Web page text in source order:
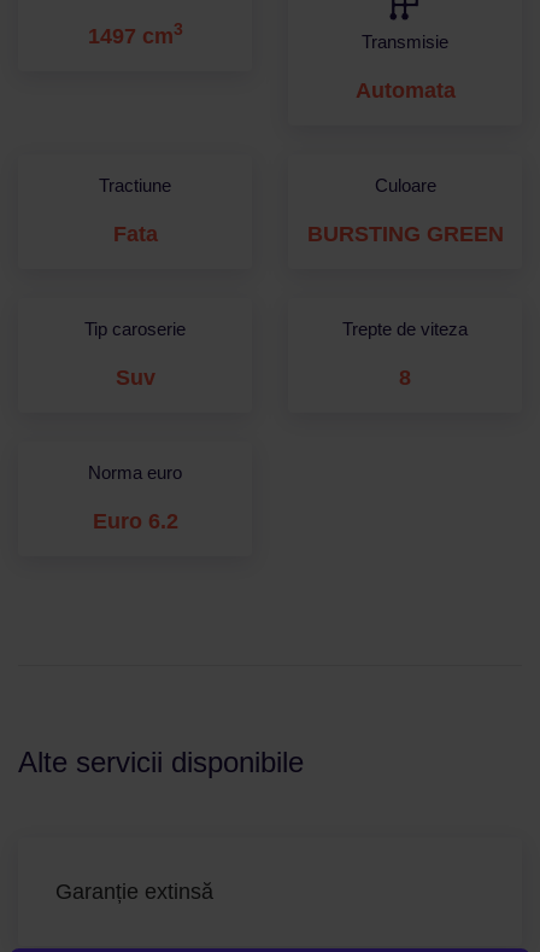
1497 cm3
Transmisie
Automata
Tractiune
Fata
Culoare
BURSTING GREEN
Tip caroserie
Suv
Trepte de viteza
8
Norma euro
Euro 6.2
Alte servicii disponibile
Garanție extinsă